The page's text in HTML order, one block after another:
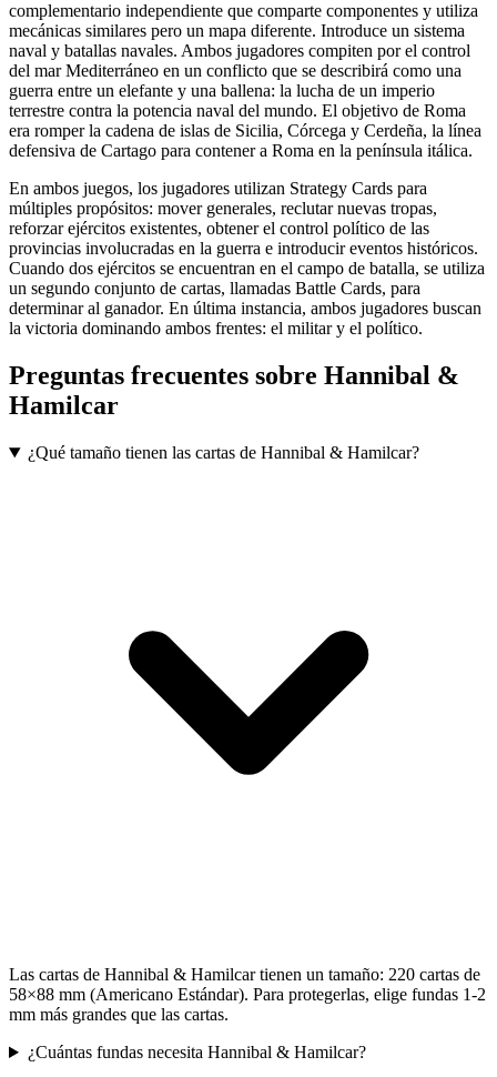
complementario independiente que comparte componentes y utiliza
mecánicas similares pero un mapa diferente. Introduce un sistema
naval y batallas navales. Ambos jugadores compiten por el control
del mar Mediterráneo en un conflicto que se describirá como una
guerra entre un elefante y una ballena: la lucha de un imperio
terrestre contra la potencia naval del mundo. El objetivo de Roma
era romper la cadena de islas de Sicilia, Córcega y Cerdeña, la línea
defensiva de Cartago para contener a Roma en la península itálica.
En ambos juegos, los jugadores utilizan Strategy Cards para
múltiples propósitos: mover generales, reclutar nuevas tropas,
reforzar ejércitos existentes, obtener el control político de las
provincias involucradas en la guerra e introducir eventos históricos.
Cuando dos ejércitos se encuentran en el campo de batalla, se utiliza
un segundo conjunto de cartas, llamadas Battle Cards, para
determinar al ganador. En última instancia, ambos jugadores buscan
la victoria dominando ambos frentes: el militar y el político.
Preguntas frecuentes sobre Hannibal &
Hamilcar
¿Qué tamaño tienen las cartas de Hannibal & Hamilcar?
Las cartas de Hannibal & Hamilcar tienen un tamaño: 220 cartas de
58×88 mm (Americano Estándar). Para protegerlas, elige fundas 1-2
mm más grandes que las cartas.
¿Cuántas fundas necesita Hannibal & Hamilcar?